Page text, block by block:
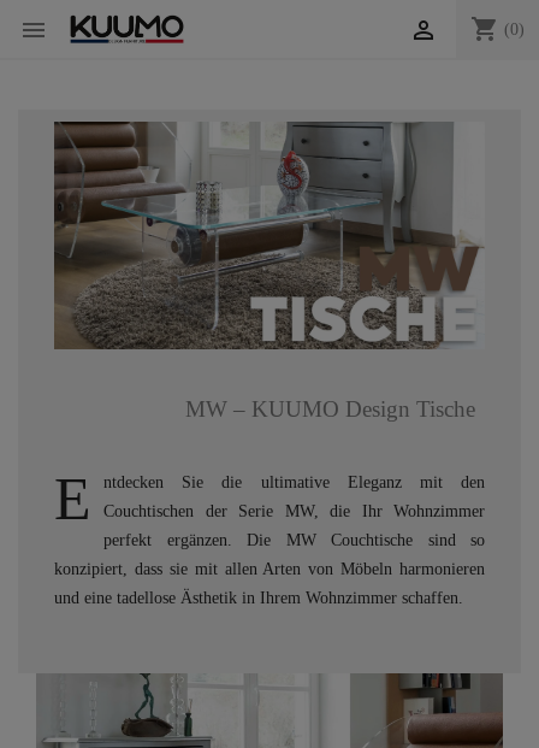
 shopping_cart (0)

MW – KUUMO Design Tische
E
ntdecken Sie die ultimative Eleganz mit den
Couchtischen der Serie MW, die Ihr Wohnzimmer
perfekt ergänzen. Die MW Couchtische sind so
konzipiert, dass sie mit allen Arten von Möbeln harmonieren
und eine tadellose Ästhetik in Ihrem Wohnzimmer schaffen.